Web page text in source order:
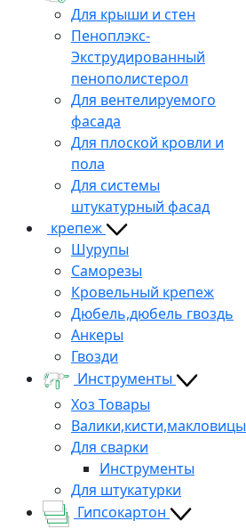
Для крыши и стен
Пеноплэкс-
Экструдированный
пенополистерол
Для вентелируемого
фасада
Для плоской кровли и
пола
Для системы
штукатурный фасад
крепеж
Шурупы
Саморезы
Кровельный крепеж
Дюбель,дюбель гвоздь
Анкеры
Гвозди
Инструменты
Хоз Товары
Валики,кисти,макловицы
Для сварки
Инструменты
Для штукатурки
Гипсокартон